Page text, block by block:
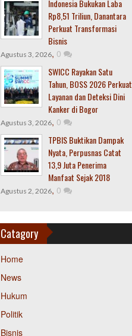
Indonesia Bukukan Laba
Rp8,51 Triliun, Danantara
Perkuat Transformasi
Bisnis
Agustus 3, 2026, 0
SWICC Rayakan Satu
Tahun, BOSS 2026 Perkuat
Layanan dan Deteksi Dini
Kanker di Bogor
Agustus 3, 2026, 0
TPBIS Buktikan Dampak
Nyata, Perpusnas Catat
13,9 Juta Penerima
Manfaat Sejak 2018
Agustus 2, 2026, 0
Catagory
Home
News
Hukum
Politik
Bisnis